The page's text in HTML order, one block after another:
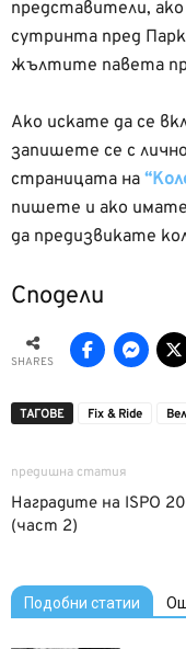
представители,
сутринта пред
жълтите павета
Ако искате да се
запишете се с
страницата на
пишете и ако
да предизвикате
Сподели
SHARES
ТАГОВЕ Fix & Ride
предишна статия
Наградите на ISPO
(част 2)
Подобни статии